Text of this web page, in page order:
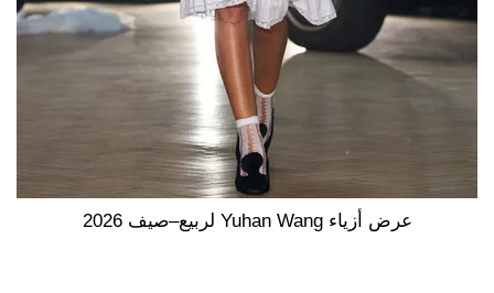
عرض أزياء Yuhan Wang لربيع–صيف 2026